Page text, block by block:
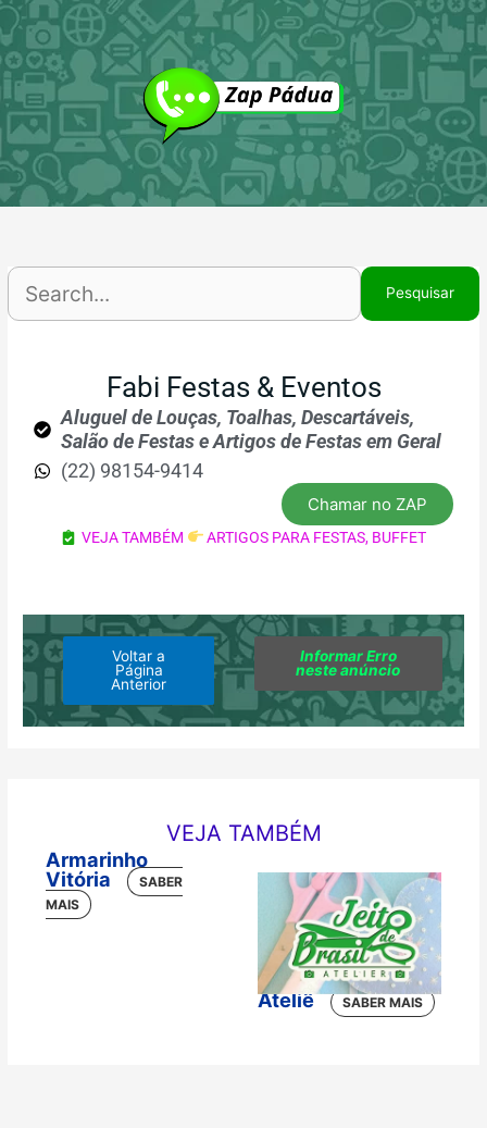
Ir
para
o
conteúdo
Fabi Festas & Eventos
Aluguel de Louças, Toalhas, Descartáveis,
Salão de Festas e Artigos de Festas em Geral
(22) 98154-9414
Chamar no ZAP
VEJA TAMBÉM ARTIGOS PARA FESTAS, BUFFET
Voltar a
Página
Anterior
Informar Erro
neste anúncio
VEJA TAMBÉM
Armarinho
Vitória
Jeito de Brasil
Ateliê